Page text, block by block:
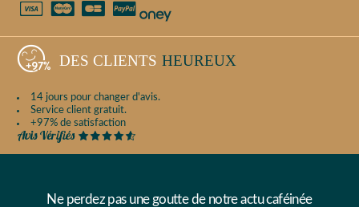
DES CLIENTS HEUREUX
14 jours pour changer d'avis.
Service client gratuit.
+97% de satisfaction
Ne perdez pas une goutte de notre actu caféinée